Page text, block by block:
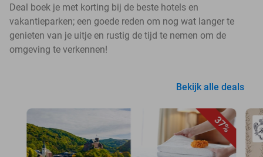
Deal boek je met korting bij de beste hotels en
vakantieparken; een goede reden om nog wat langer te
genieten van je uitje en rustig de tijd te nemen om de
omgeving te verkennen!
Bekijk alle deals
37%